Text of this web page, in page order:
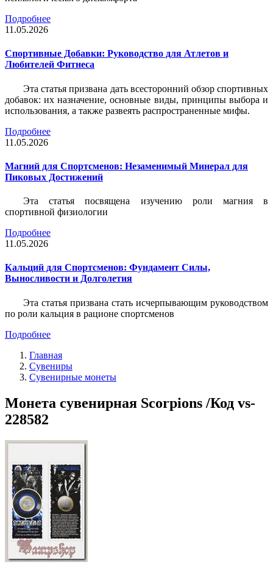
Подробнее
11.05.2026
Спортивные Добавки: Руководство для Атлетов и
Любителей Фитнеса
Эта статья призвана дать всесторонний обзор спортивных
добавок: их назначение, основные виды, принципы выбора и
использования, а также развеять распространенные мифы.
Подробнее
11.05.2026
Магний для Спортсменов: Незаменимый Минерал для
Пиковых Достижений
Эта статья посвящена изучению роли магния в
спортивной физиологии
Подробнее
11.05.2026
Кальций для Спортсменов: Фундамент Силы,
Выносливости и Долголетия
Эта статья призвана стать исчерпывающим руководством
по роли кальция в рационе спортсменов
Подробнее
Главная
Сувениры
Сувенирные монеты
Монета сувенирная Scorpions /Код vs-
228582